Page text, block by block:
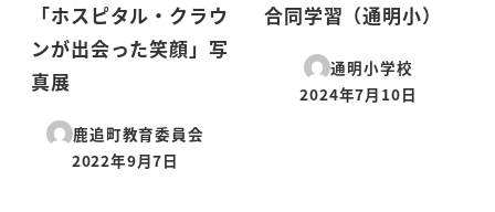
「ホスピタル・クラウ
ンが出会った笑顔」写
真展
鹿追町教育委員会
投稿日
2022年9月7日
合同学習（通明小）
通明小学校
投稿日
2024年7月10日